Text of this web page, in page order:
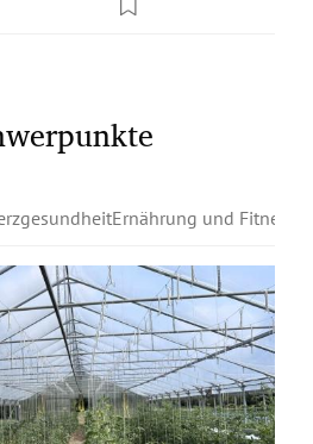
Ernährung und Fitness